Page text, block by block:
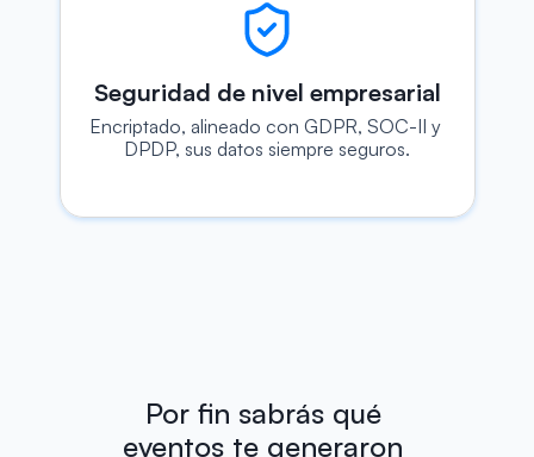
Seguridad de nivel empresarial
Encriptado, alineado con GDPR, SOC-II y
DPDP, sus datos siempre seguros.
Por fin sabrás qué
eventos te generaron